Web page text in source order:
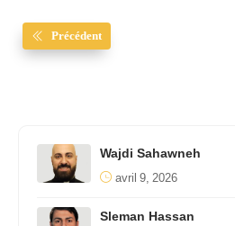
Précédent
Wajdi Sahawneh
avril 9, 2026
Sleman Hassan